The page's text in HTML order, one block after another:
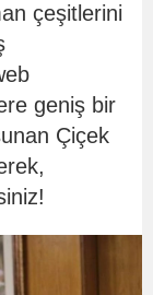
çeşitlerini
geniş bir
Çiçek